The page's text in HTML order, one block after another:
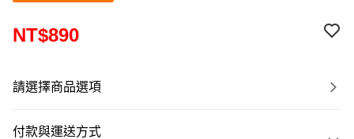
NT$890
請選擇商品選項
付款與運送方式